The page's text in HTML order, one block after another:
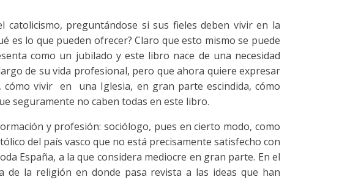
preguntándose si sus fieles deben vivir en la
es lo que pueden ofrecer? Claro que esto mismo se puede
como un jubilado y este libro nace de una necesidad
de su vida profesional, pero que ahora quiere expresar
vivir en una Iglesia, en gran parte escindida, cómo
seguramente no caben todas en este libro.
y profesión: sociólogo, pues en cierto modo, como
del país vasco que no está precisamente satisfecho con
España, a la que considera mediocre en gran parte. En el
la religión en donde pasa revista a las ideas que han